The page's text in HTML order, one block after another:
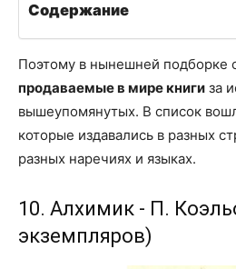
Содержание
Поэтому в нынешней подборке
продаваемые в мире книги за
вышеупомянутых. В список
которые издавались в разных
разных наречиях и языках.
10. Алхимик - П.
экземпляров)